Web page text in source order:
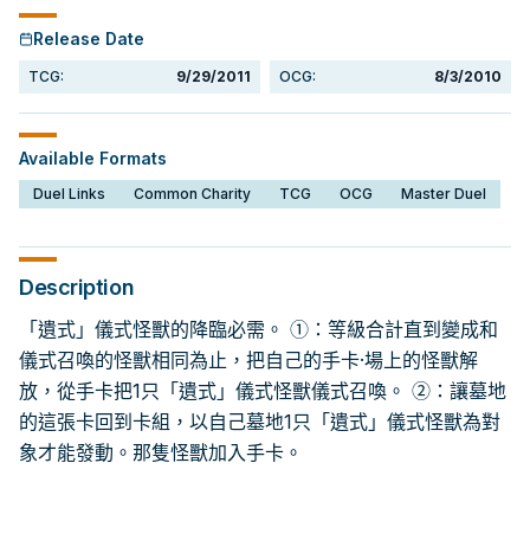
Release Date
TCG: 9/29/2011 OCG: 8/3/2010
Available Formats
Duel Links Common Charity TCG OCG Master Duel
Description
「遺式」儀式怪獸的降臨必需。 ①：等級合計直到變成和
儀式召喚的怪獸相同為止，把自己的手卡·場上的怪獸解
放，從手卡把1只「遺式」儀式怪獸儀式召喚。 ②：讓墓地
的這張卡回到卡組，以自己墓地1只「遺式」儀式怪獸為對
象才能發動。那隻怪獸加入手卡。